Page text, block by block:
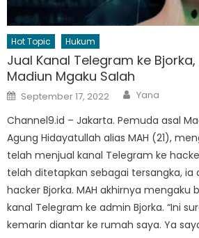
Hot Topic Hukum
Jual Kanal Telegram ke
Madiun Mgaku Salah
Posted
on
September 17, 2022 Author
Yana
Channel9.id – Jakarta. Pemuda asal
Agung Hidayatullah alias MAH (21),
telah menjual kanal Telegram ke
telah ditetapkan sebagai tersangka,
hacker Bjorka. MAH akhirnya mengaku
kanal Telegram ke admin Bjorka. “Ini
kemarin diantar ke rumah saya. Ya